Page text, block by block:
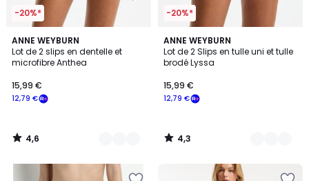
-20%*
ANNE WEYBURN
Lot de 2 slips en dentelle et
microfibre Anthea
12,79 €
15,99 €
4,6
/ 5
6
Couleurs
4,6
/
-20%*
ANNE WEYBURN
Lot de 2 Slips en tulle uni et tulle
brodé Lyssa
12,79 €
15,99 €
4,3
/ 5
5
Couleurs
4,3
/